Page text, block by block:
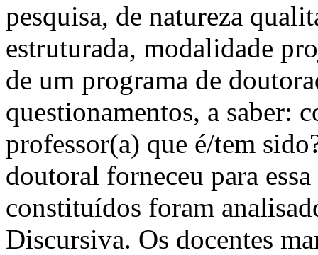
pesquisa, de natureza
estruturada, modalidade
de um programa de
questionamentos, a saber:
professor(a) que é/tem
doutoral forneceu para
constituídos foram
Discursiva. Os docentes